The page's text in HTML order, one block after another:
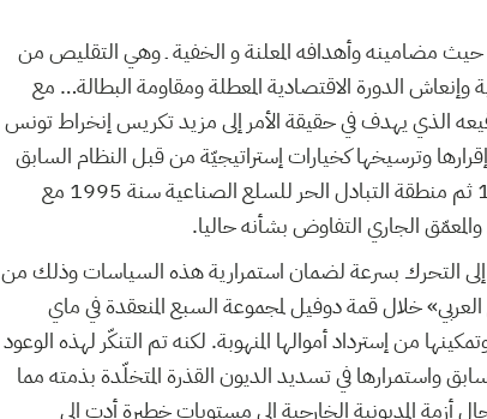
مضامينه وأهدافه المعلنة و الخفية ـ وهي التقليص من
وإنعاش الدورة الاقتصادية المعطلة ومقاومة البطالة… مع
توقيعه الذي يهدف في حقيقة الأمر إلى مزيد تكريس إنخراط تونس
وترسيخها كخيارات إستراتيجيّة من قبل النظام السابق
من خلال الإنخراط في منظمة التجارة العالمية سنة 1994 ثم منطقة التبادل الحر للسلع الصناعية سنة 1995 مع
والمعمّق الجاري التفاوض بشأنه حاليا.
إلى التحرك بسرعة لضمان استمرارية هذه السياسات وذلك من
خلال قمة دوفيل لمجموعة السبع المنعقدة في ماي
من إسترداد أموالها المنهوبة. لكنه تم التنكّر لهذه الوعود
واستمرارها في تسديد الديون القذرة المتخلّدة بذمته مما
أزمة المديونية الخارجية إلى مستويات خطيرة أدت إلى